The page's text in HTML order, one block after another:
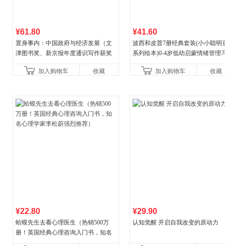
¥61.80
置身事内：中国政府与经济发展（文
津图书奖、新京报年度通识写作获奖
菘、张军、周黎安、王烁联
加入购物车 收藏
¥41.60
波西和皮普7册经典套装(小小聪明
系列绘本)0-4岁低幼启蒙情绪管理
养好品质，发现快
加入购物车 收藏
¥22.80
蛤蟆先生去看心理医生（热销500万
册！英国经典心理咨询入门书，知名
¥29.90
认知觉醒 开启自我改变的原动力